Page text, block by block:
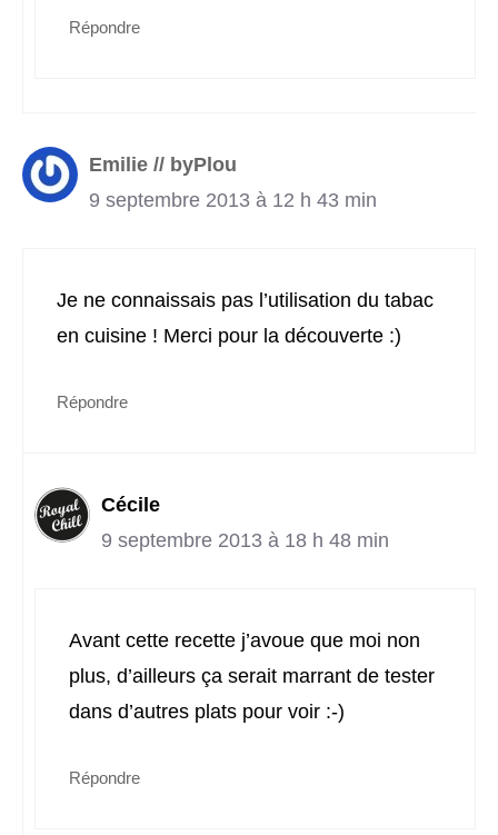
Répondre
Emilie // byPlou
9 septembre 2013 à 12 h 43 min
Je ne connaissais pas l’utilisation du tabac
en cuisine ! Merci pour la découverte :)
Répondre
Cécile
9 septembre 2013 à 18 h 48 min
Avant cette recette j’avoue que moi non
plus, d’ailleurs ça serait marrant de tester
dans d’autres plats pour voir :-)
Répondre